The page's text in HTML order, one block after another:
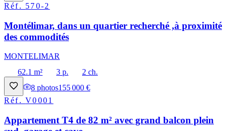
Réf. 570-2
Montélimar, dans un quartier recherché ,à proximité
des commodités
MONTELIMAR
62.1 m²
3 p.
2 ch.
8 photos155 000 €
Réf.V0001
Appartement T4 de 82 m² avec grand balcon plein